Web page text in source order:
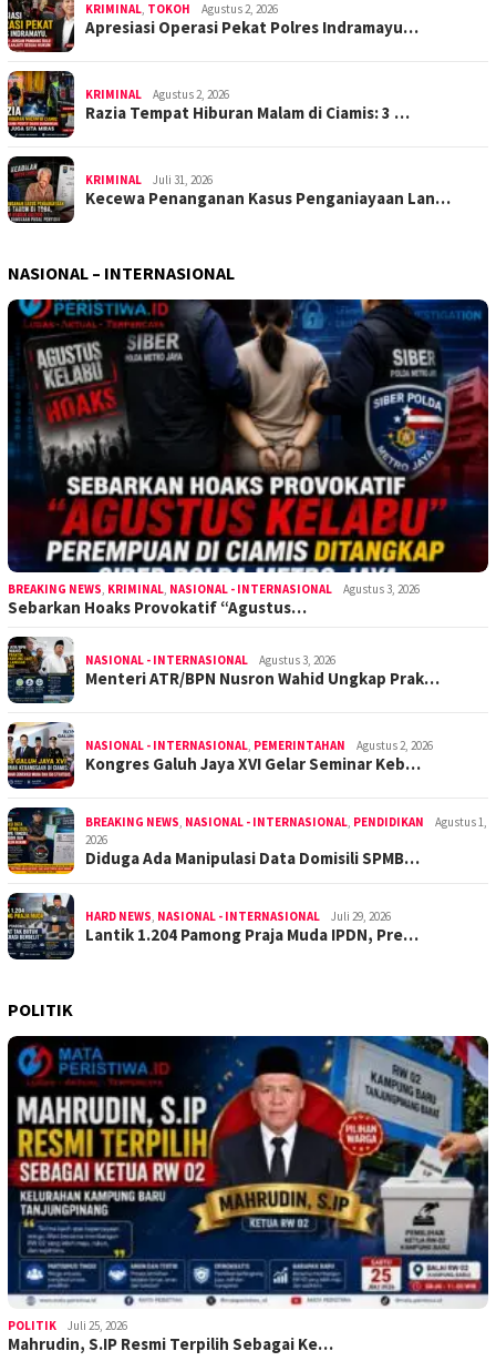
KRIMINAL, TOKOH Agustus 2, 2026
Apresiasi Operasi Pekat Polres Indramayu…
KRIMINAL Agustus 2, 2026
Razia Tempat Hiburan Malam di Ciamis: 3 …
KRIMINAL Juli 31, 2026
Kecewa Penanganan Kasus Penganiayaan Lan…
NASIONAL – INTERNASIONAL
BREAKING NEWS, KRIMINAL, NASIONAL - INTERNASIONAL Agustus 3, 2026
Sebarkan Hoaks Provokatif “Agustus…
NASIONAL - INTERNASIONAL Agustus 3, 2026
Menteri ATR/BPN Nusron Wahid Ungkap Prak…
NASIONAL - INTERNASIONAL, PEMERINTAHAN Agustus 2, 2026
Kongres Galuh Jaya XVI Gelar Seminar Keb…
BREAKING NEWS, NASIONAL - INTERNASIONAL, PENDIDIKAN
Agustus 1,
2026
Diduga Ada Manipulasi Data Domisili SPMB…
HARD NEWS, NASIONAL - INTERNASIONAL Juli 29, 2026
Lantik 1.204 Pamong Praja Muda IPDN, Pre…
POLITIK
POLITIK Juli 25, 2026
Mahrudin, S.IP Resmi Terpilih Sebagai Ke…